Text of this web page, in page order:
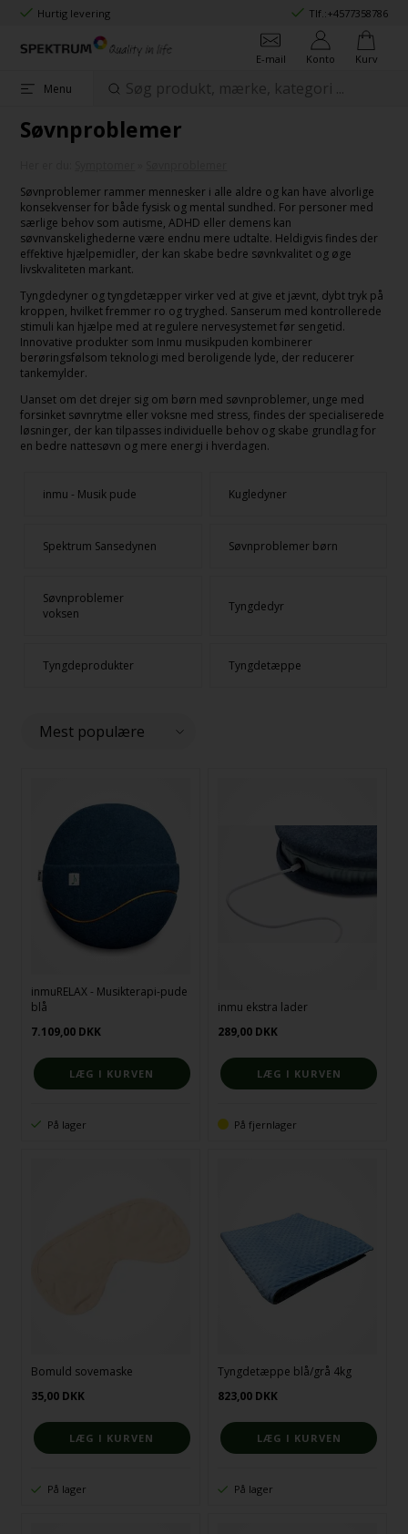
Hurtig levering Tlf.:+4577358786
E-mail Konto Kurv
Menu
Søvnproblemer
Søvnproblemer rammer mennesker i alle aldre og kan have alvorlige
konsekvenser for både fysisk og mental sundhed. For personer med
særlige behov som autisme, ADHD eller demens kan
søvnvanskelighederne være endnu mere udtalte. Heldigvis findes der
effektive hjælpemidler, der kan skabe bedre søvnkvalitet og øge
livskvaliteten markant.
Tyngdedyner og tyngdetæpper virker ved at give et jævnt, dybt tryk på
kroppen, hvilket fremmer ro og tryghed. Sanserum med kontrollerede
stimuli kan hjælpe med at regulere nervesystemet før sengetid.
Innovative produkter som Inmu musikpuden kombinerer
berøringsfølsom teknologi med beroligende lyde, der reducerer
tankemylder.
Uanset om det drejer sig om børn med søvnproblemer, unge med
forsinket søvnrytme eller voksne med stress, findes der specialiserede
løsninger, der kan tilpasses individuelle behov og skabe grundlag for
en bedre nattesøvn og mere energi i hverdagen.
inmu - Musik pude Kugledyner
Spektrum Sansedynen Søvnproblemer børn
Søvnproblemer
voksen
Tyngdedyr
Tyngdeprodukter Tyngdetæppe
inmuRELAX - Musikterapi-pude
blå
7.109,00 DKK
På lager
inmu ekstra lader
289,00 DKK
På fjernlager
Bomuld sovemaske
35,00 DKK
På lager
Tyngdetæppe blå/grå 4kg
823,00 DKK
På lager